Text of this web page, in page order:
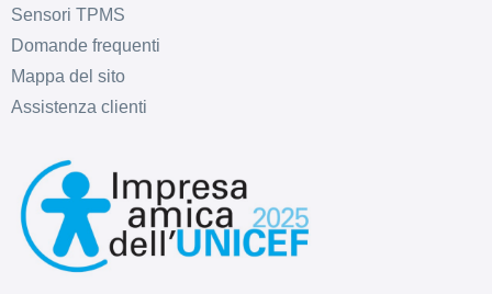
Sensori TPMS
Domande frequenti
Mappa del sito
Assistenza clienti